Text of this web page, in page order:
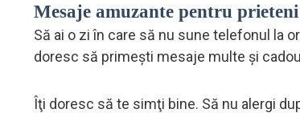
Mesaje amuzante pentru prieteni
Să ai o zi în care să nu sune telefonul la
doresc să primeşti mesaje multe şi
Îţi doresc să te simţi bine. Să nu alergi